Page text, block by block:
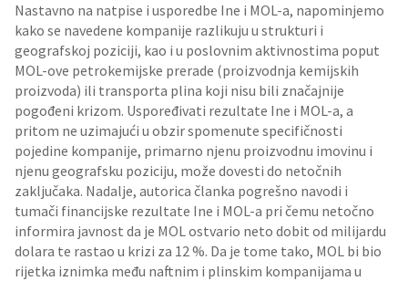
Nastavno na natpise i usporedbe Ine i MOL-a, napominjemo
kako se navedene kompanije razlikuju u strukturi i
geografskoj poziciji, kao i u poslovnim aktivnostima poput
MOL-ove petrokemijske prerade (proizvodnja kemijskih
proizvoda) ili transporta plina koji nisu bili značajnije
pogođeni krizom. Uspoređivati rezultate Ine i MOL-a, a
pritom ne uzimajući u obzir spomenute specifičnosti
pojedine kompanije, primarno njenu proizvodnu imovinu i
njenu geografsku poziciju, može dovesti do netočnih
zaključaka. Nadalje, autorica članka pogrešno navodi i
tumači financijske rezultate Ine i MOL-a pri čemu netočno
informira javnost da je MOL ostvario neto dobit od milijardu
dolara te rastao u krizi za 12 %. Da je tome tako, MOL bi bio
rijetka iznimka među naftnim i plinskim kompanijama u